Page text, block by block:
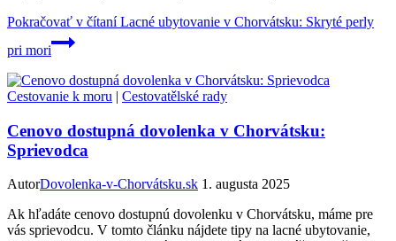
Pokračovať v čítaníLacné ubytovanie v Chorvátsku: Skryté perly
pri mori
Cestovanie k moru | Cestovatělské rady
Cenovo dostupná dovolenka v Chorvátsku:
Sprievodca
AutorDovolenka-v-Chorvátsku.sk 1. augusta 2025
Ak hľadáte cenovo dostupnú dovolenku v Chorvátsku, máme pre
vás sprievodcu. V tomto článku nájdete tipy na lacné ubytovanie,